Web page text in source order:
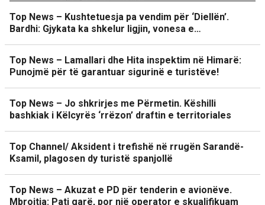
Top News – Kushtetuesja pa vendim për ‘Diellën’.
Bardhi: Gjykata ka shkelur ligjin, vonesa e…
Top News – Lamallari dhe Hita inspektim në Himarë:
Punojmë për të garantuar sigurinë e turistëve!
Top News – Jo shkrirjes me Përmetin. Këshilli
bashkiak i Këlcyrës ‘rrëzon’ draftin e territoriales
Top Channel/ Aksident i trefishë në rrugën Sarandë-
Ksamil, plagosen dy turistë spanjollë
Top News – Akuzat e PD për tenderin e avionëve.
Mbrojtja: Pati garë, por një operator e skualifikuam